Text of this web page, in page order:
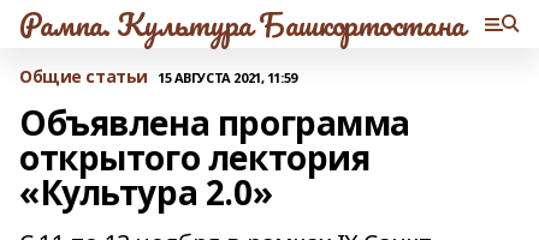
Рампа. Культура Башкортостана
Общие статьи 15 АВГУСТА 2021, 11:59
Объявлена программа
открытого лектория
«Культура 2.0»